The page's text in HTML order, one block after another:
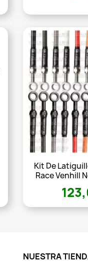
Kit De
Race Venhill
NUESTRA